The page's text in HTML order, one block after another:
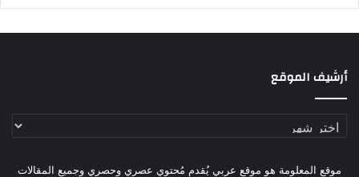
أرشيف الموقع
أرشيف
الموقع
موقع المعلومة هو موقع عربي يُقدم مُحتوي عصري وحصري وجميع المقالات